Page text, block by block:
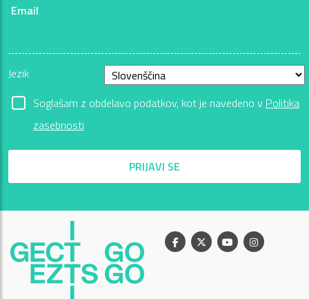
Email
Jezik
Soglašam z obdelavo podatkov, kot je navedeno v Politika
zasebnosti
PRIJAVI SE
Facebook
X YoutubeInstagram